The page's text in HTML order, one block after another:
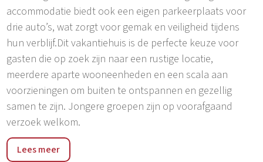
accommodatie biedt ook een eigen parkeerplaats voor
drie auto’s, wat zorgt voor gemak en veiligheid tijdens
hun verblijf.Dit vakantiehuis is de perfecte keuze voor
gasten die op zoek zijn naar een rustige locatie,
meerdere aparte wooneenheden en een scala aan
voorzieningen om buiten te ontspannen en gezellig
samen te zijn. Jongere groepen zijn op voorafgaand
verzoek welkom.
Strada Contessi is een rustig, landelijk dorpje in de buurt
van Novigrad aan de westkust van Istrië, omgeven door
Lees meer